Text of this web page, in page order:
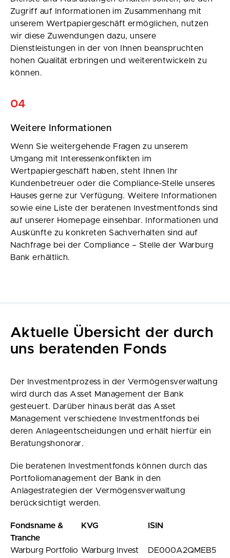
Zugriff auf Informationen im Zusammenhang mit
unserem Wertpapiergeschäft ermöglichen, nutzen
wir diese Zuwendungen dazu, unsere
Dienstleistungen in der von Ihnen beanspruchten
hohen Qualität erbringen und weiterentwickeln zu
können.
04
Weitere Informationen
Wenn Sie weitergehende Fragen zu unserem
Umgang mit Interessenkonflikten im
Wertpapiergeschäft haben, steht Ihnen Ihr
Kundenbetreuer oder die Compliance-Stelle unseres
Hauses gerne zur Verfügung. Weitere Informationen
sowie eine Liste der beratenen Investmentfonds sind
auf unserer Homepage einsehbar. Informationen und
Auskünfte zu konkreten Sachverhalten sind auf
Nachfrage bei der Compliance – Stelle der Warburg
Bank erhältlich.
Aktuelle Übersicht der durch
uns beratenden Fonds
Der Investmentprozess in der Vermögensverwaltung
wird durch das Asset Management der Bank
gesteuert. Darüber hinaus berät das Asset
Management verschiedene Investmentfonds bei
deren Anlageentscheidungen und erhält hierfür ein
Beratungshonorar.
Die beratenen Investmentfonds können durch das
Portfoliomanagement der Bank in den
Anlagestrategien der Vermögensverwaltung
berücksichtigt werden.
Fondsname &
Tranche
KVG ISIN
Warburg Portfolio Warburg Invest
DE000A2QMEB5